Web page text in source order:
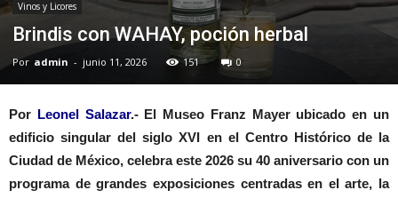
Vinos y Licores
Brindis con WAHAY, poción herbal
Por admin - junio 11, 2026 151 0
Por Leonel Salazar.- El Museo Franz Mayer ubicado en un
edificio singular del siglo XVI en el Centro Histórico de la
Ciudad de México, celebra este 2026 su 40 aniversario con un
programa de grandes exposiciones centradas en el arte, la